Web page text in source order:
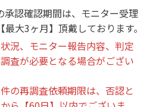
承認確認期間は、モニター受理
大3ヶ月】頂戴しております。
況、モニター報告内容、判定
査が必要となる場合がござい
の再調査依頼期限は、否認と